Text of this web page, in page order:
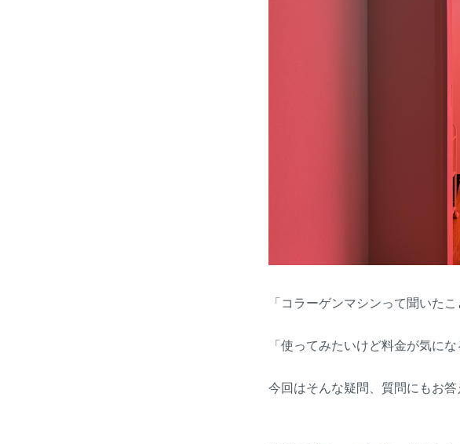
「コラーゲンマシンって聞いた
「使ってみたいけど料金が気にな
今回はそんな疑問、質問にもお答